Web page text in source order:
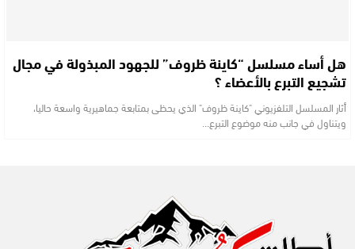
هل أساء مسلسل “كاينة ظروف” للجهود المبذولة في مجال
تشجيع التبرع بالأعضاء ؟
أثار المسلسل التلفزيوني "كاينة ظروف" الذي يحظى بمتابعة جماهيرية واسعة حاليا،
ويتناول في جانب منه موضوع التبرع…